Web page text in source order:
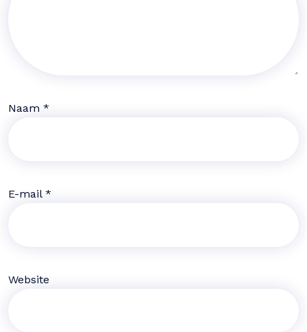
Naam *
E-mail *
Website